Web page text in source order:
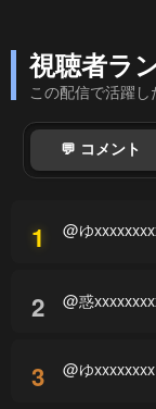
視聴者ラ
この配信で活躍
💬 コメント
1 @ゆ
2 @惑
3 @ゆxxxxxxxx